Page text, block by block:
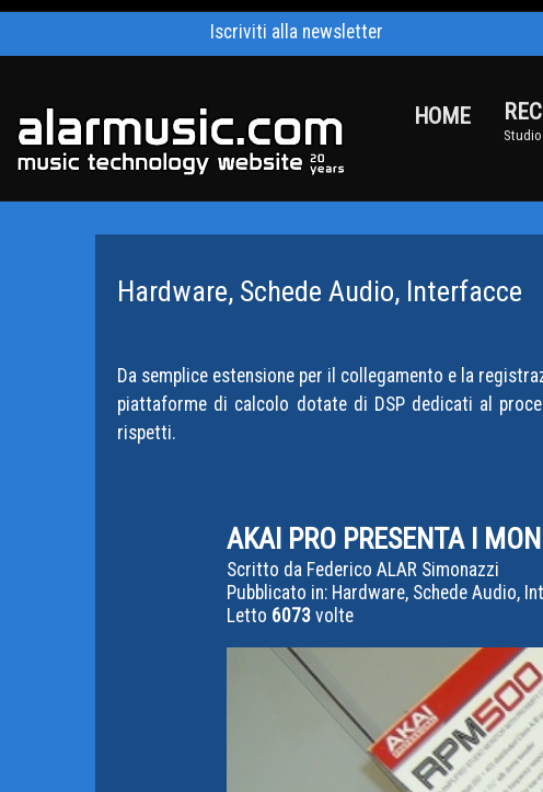
Iscriviti alla newsletter
HOME
Hardware, Schede Audio, Interfacce
Da semplice estensione per il collegamento e la
piattaforme di calcolo dotate di DSP dedicati al
rispetti.
AKAI PRO PRESENTA I
Scritto da Federico ALAR Simonazzi
Pubblicato in: Hardware, Schede Audio,
Letto 6073 volte